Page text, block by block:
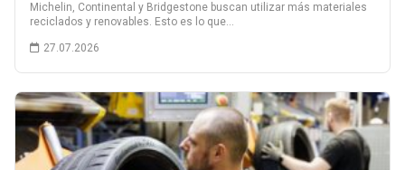
Michelin, Continental y Bridgestone buscan utilizar más materiales
reciclados y renovables. Esto es lo que…
27.07.2026